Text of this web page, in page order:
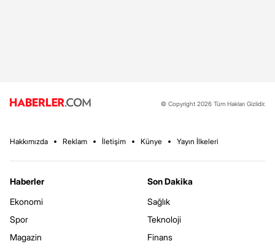
© Copyright 2026 Tüm Hakları Gizlidir.
Hakkımızda Reklam İletişim Künye Yayın İlkeleri
Haberler
Ekonomi
Spor
Magazin
Son Dakika
Sağlık
Teknoloji
Finans